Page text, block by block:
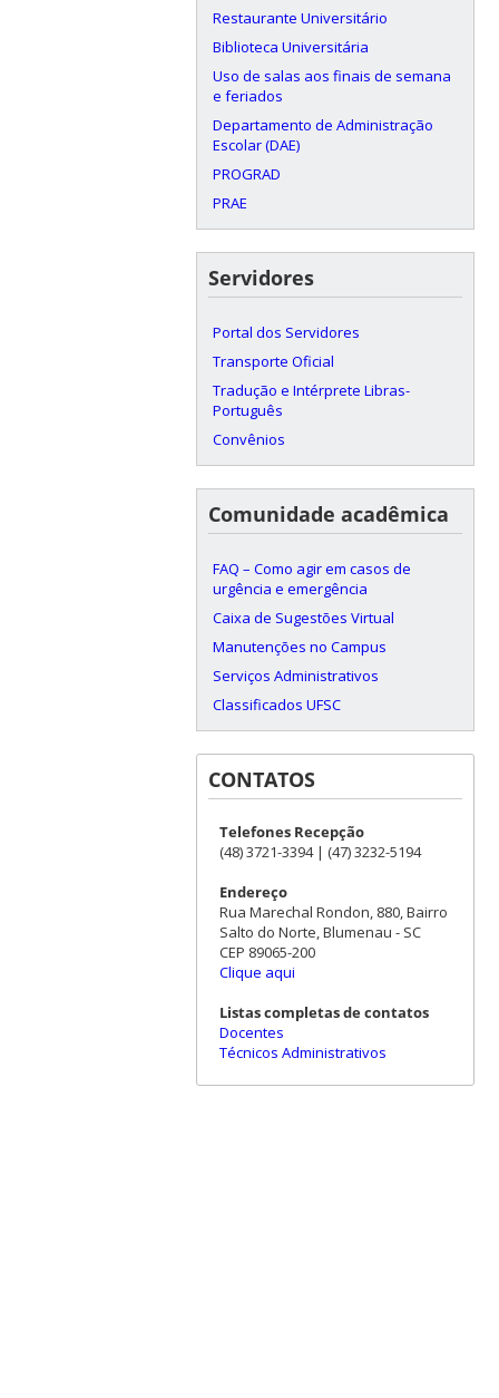
Restaurante Universitário
Biblioteca Universitária
Uso de salas aos finais de semana
e feriados
Departamento de Administração
Escolar (DAE)
PROGRAD
PRAE
Servidores
Portal dos Servidores
Transporte Oficial
Tradução e Intérprete Libras-
Português
Convênios
Comunidade acadêmica
FAQ – Como agir em casos de
urgência e emergência
Caixa de Sugestões Virtual
Manutenções no Campus
Serviços Administrativos
Classificados UFSC
CONTATOS
Telefones Recepção
(48) 3721-3394 | (47) 3232-5194
Endereço
Rua Marechal Rondon, 880, Bairro
Salto do Norte, Blumenau - SC
CEP 89065-200
Clique aqui
Listas completas de contatos
Docentes
Técnicos Administrativos